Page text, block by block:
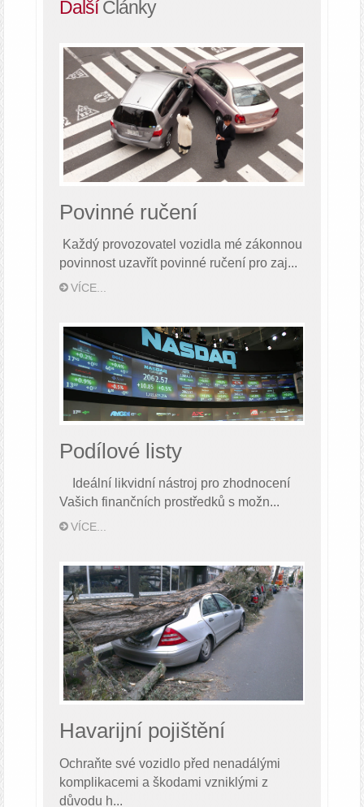
DalšíČlánky
Povinné ručení
Každý provozovatel vozidla mé zákonnou
povinnost uzavřít povinné ručení pro zaj...
VÍCE...
Podílové listy
Ideální likvidní nástroj pro zhodnocení
Vašich finančních prostředků s možn...
VÍCE...
Havarijní pojištění
Ochraňte své vozidlo před nenadálými
komplikacemi a škodami vzniklými z
důvodu h...